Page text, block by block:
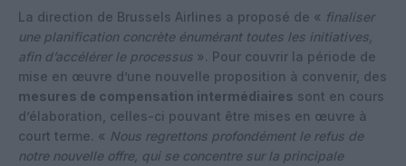
La direction de Brussels Airlines a proposé de « finaliser
une planification concrète énumérant toutes les initiatives,
afin d’accélérer le processus ». Pour couvrir la période de
mise en œuvre d’une nouvelle proposition à convenir, des
mesures de compensation intermédiaires sont en cours
d’élaboration, celles-ci pouvant être mises en œuvre à
court terme. « Nous regrettons profondément le refus de
notre nouvelle offre, qui se concentre sur la principale